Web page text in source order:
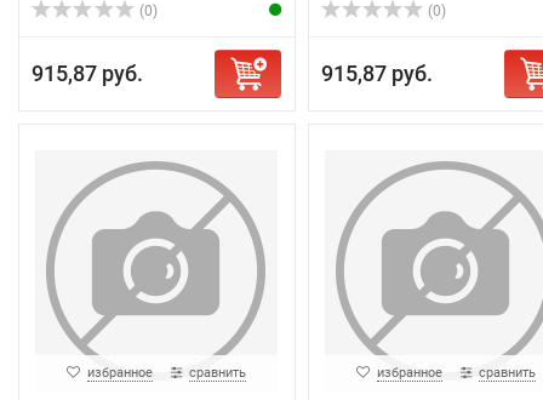
(0)
915,87 руб.
(0)
915,87 руб.
избранное сравнить избранное сравнить